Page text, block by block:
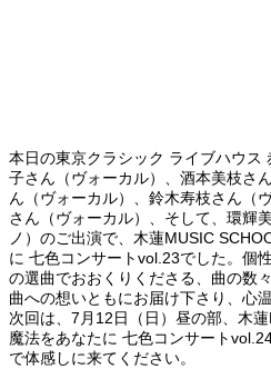
本日の東京クラシック ライブハウス
子さん（ヴォーカル）、酒本美枝さ
ん（ヴォーカル）、鈴木寿枝さん（
さん（ヴォーカル）、そして、環輝
ノ）のご出演で、木蓮MUSIC
に 七色コンサートvol.23でした。個
の選曲でおおくりくださる、曲の数
曲への想いともにお届け下さり、心
次回は、7月12日（日）昼の部、木
魔法をあなたに 七色コンサート
で体感しに来てください。